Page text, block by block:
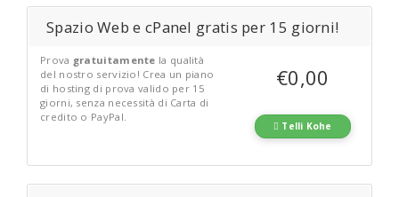
Spazio Web e cPanel gratis per 15 giorni!
Prova gratuitamente la qualità
del nostro servizio! Crea un piano
di hosting di prova valido per 15
giorni, senza necessità di Carta di
credito o PayPal.
€0,00
Telli Kohe